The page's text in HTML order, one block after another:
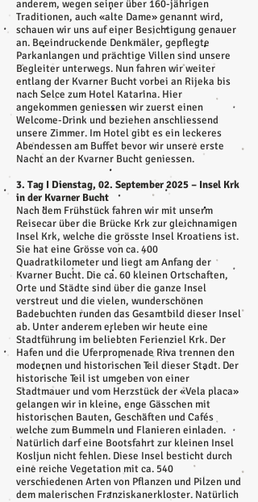
anderem, wegen seiner über 160-jährigen
Traditionen, auch «alte Dame» genannt wird,
schauen wir uns auf einer Besichtigung genauer
an. Beeindruckende Denkmäler, gepflegte
Parkanlangen und prächtige Villen sind unsere
Begleiter unterwegs. Nun fahren wir weiter
entlang der Kvarner Bucht vorbei an Rijeka bis
nach Selce zum Hotel Katarina. Hier
angekommen geniessen wir zuerst einen
Welcome-Drink und beziehen anschliessend
unsere Zimmer. Im Hotel gibt es ein leckeres
Abendessen am Buffet bevor wir unsere erste
Nacht an der Kvarner Bucht geniessen.
3. Tag I Dienstag, 02. September 2025 – Insel Krk
in der Kvarner Bucht
Nach dem Frühstück fahren wir mit unserm
Reisecar über die Brücke Krk zur gleichnamigen
Insel Krk, welche die grösste Insel Kroatiens ist.
Sie hat eine Grösse von ca. 400
Quadratkilometer und liegt am Anfang der
Kvarner Bucht. Die ca. 60 kleinen Ortschaften,
Orte und Städte sind über die ganze Insel
verstreut und die vielen, wunderschönen
Badebuchten runden das Gesamtbild dieser Insel
ab. Unter anderem erleben wir heute eine
Stadtführung im beliebten Ferienziel Krk. Der
Hafen und die Uferpromenade Riva trennen den
modernen und historischen Teil dieser Stadt. Der
historische Teil ist umgeben von einer
Stadtmauer und vom Herzstück der «Vela placa»
gelangen wir in kleine, enge Gässchen mit
historischen Bauten, Geschäften und Cafés
welche zum Bummeln und Flanieren einladen.
Natürlich darf eine Bootsfahrt zur kleinen Insel
Kosljun nicht fehlen. Diese Insel besticht durch
eine reiche Vegetation mit ca. 540
verschiedenen Arten von Pflanzen und Pilzen und
dem malerischen Franziskanerkloster. Natürlich